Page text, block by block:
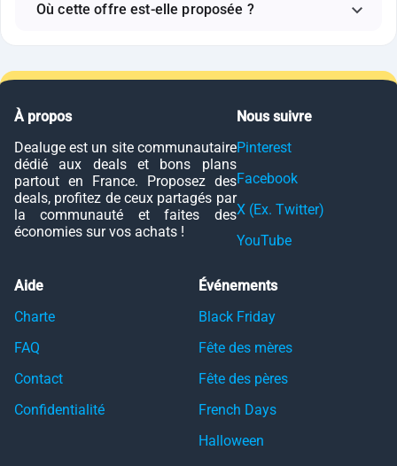
Où cette offre est-elle proposée ?
À propos
Dealuge est un site communautaire
dédié aux deals et bons plans
partout en France. Proposez des
deals, profitez de ceux partagés par
la communauté et faites des
économies sur vos achats !
Nous suivre
Pinterest
Facebook
X (Ex. Twitter)
YouTube
Aide
Charte
FAQ
Contact
Confidentialité
Événements
Black Friday
Fête des mères
Fête des pères
French Days
Halloween